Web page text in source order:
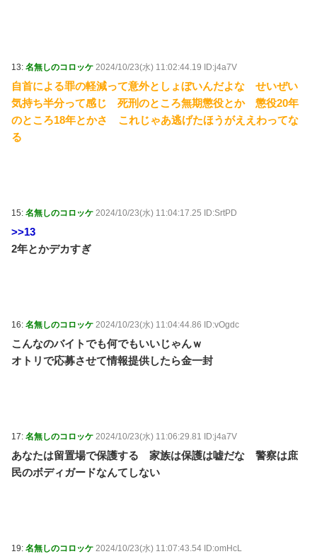
13: 名無しのコロッケ 2024/10/23(水) 11:02:44.19 ID:j4a7V
自首による罪の軽減って意外としょぼいんだよな せいぜい
気持ち半分って感じ 死刑のところ無期懲役とか 懲役20年
のところ18年とかさ これじゃあ逃げたほうがええわってな
る
15: 名無しのコロッケ 2024/10/23(水) 11:04:17.25 ID:SrtPD
>>13
2年とかデカすぎ
16: 名無しのコロッケ 2024/10/23(水) 11:04:44.86 ID:vOgdc
こんなのバイトでも何でもいいじゃんｗ
オトリで応募させて情報提供したら金一封
17: 名無しのコロッケ 2024/10/23(水) 11:06:29.81 ID:j4a7V
あなたは留置場で保護する 家族は保護は嘘だな 警察は庶
民のボディガードなんてしない
19: 名無しのコロッケ 2024/10/23(水) 11:07:43.54 ID:omHcL